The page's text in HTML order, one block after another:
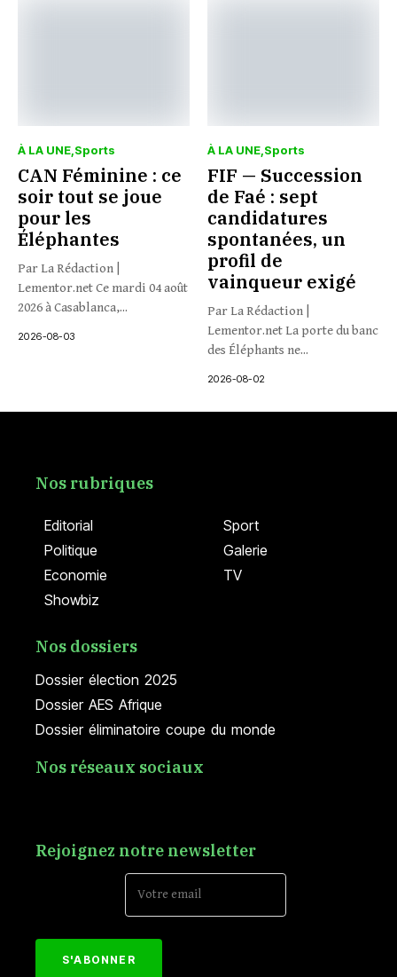
À LA UNE Sports
CAN Féminine : ce
soir tout se joue
pour les
Éléphantes
Par La Rédaction |
Lementor.net Ce mardi 04 août
2026 à Casablanca,...
2026-08-03
À LA UNE Sports
FIF — Succession
de Faé : sept
candidatures
spontanées, un
profil de
vainqueur exigé
Par La Rédaction |
Lementor.net La porte du banc
des Éléphants ne...
2026-08-02
Editorial
Politique
Economie
Showbiz
Sport
Galerie
TV
Nos rubriques
Dossier élection 2025
Dossier AES Afrique
Dossier éliminatoire coupe du monde
Nos dossiers
Nos réseaux sociaux
Rejoignez notre newsletter